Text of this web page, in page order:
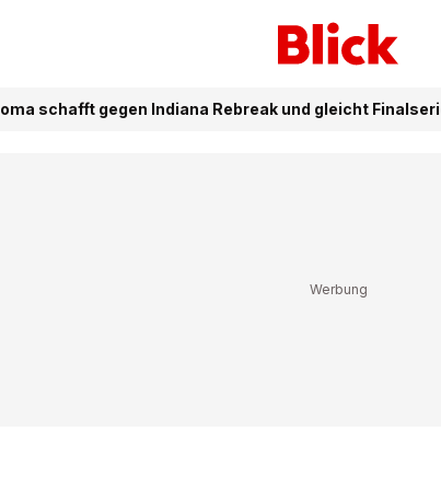
schafft gegen Indiana Rebreak und gleicht